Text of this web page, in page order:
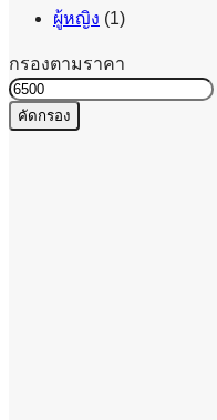
ผู้หญิง (1)
กรองตามราคา
ราคา
ต่ำ
คัดกรอง